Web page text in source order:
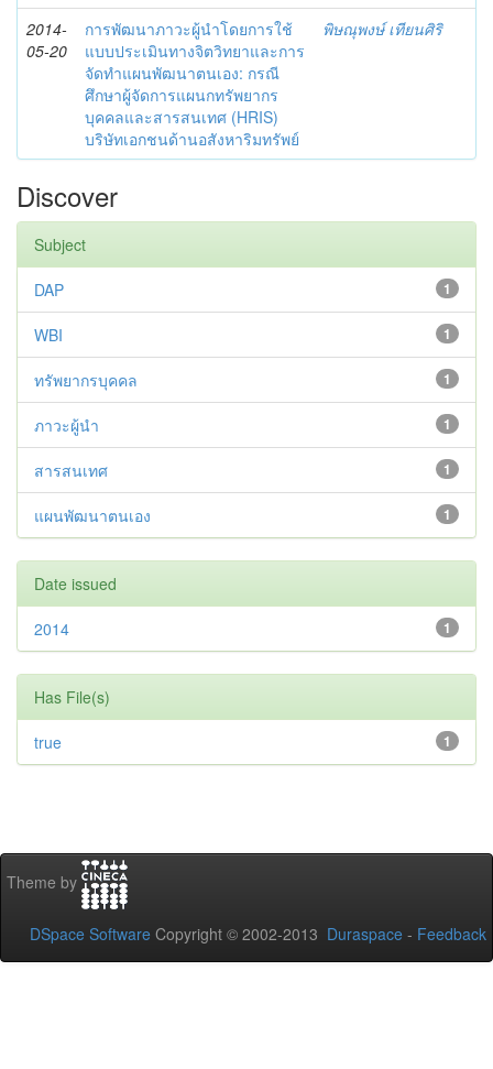
2014-
05-20
การพัฒนาภาวะผู้นำโดยการใช้
แบบประเมินทางจิตวิทยาและการ
จัดทำแผนพัฒนาตนเอง: กรณี
ศึกษาผู้จัดการแผนกทรัพยากร
บุคคลและสารสนเทศ (HRIS)
บริษัทเอกชนด้านอสังหาริมทรัพย์
พิษณุพงษ์ เทียนศิริ
Discover
Subject
1
DAP
1
WBI
1
ทรัพยากรบุคคล
1
ภาวะผู้นำ
1
สารสนเทศ
1
แผนพัฒนาตนเอง
Date issued
1
2014
Has File(s)
1
true
Theme by
DSpace Software Copyright © 2002-2013 Duraspace - Feedback